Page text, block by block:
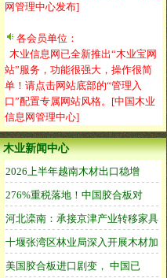
网管理中心发布]
各会员单位：
木业信息网已全新推出“木业宝网
站”服务，功能很强大，操作很简
单！请点击网站底部的“管理入
口”配置专属网站风格。[中国木业
信息网管理中心]
木业新闻中心